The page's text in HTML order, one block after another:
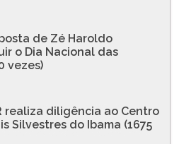
de Zé Haroldo
o Dia Nacional das
vezes)
realiza diligência ao Centro
Silvestres do Ibama (1675